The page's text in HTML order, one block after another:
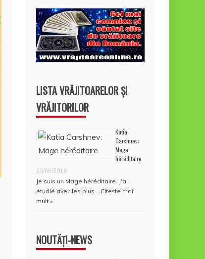
LISTA VRĂJITOARELOR ȘI
VRĂJITORILOR
Katia
Carshnev:
Mage
héréditaire
23/05/2016
Je suis un Mage héréditaire. J'ai
étudié avec les plus … Citește mai
mult »
NOUTĂȚI-NEWS